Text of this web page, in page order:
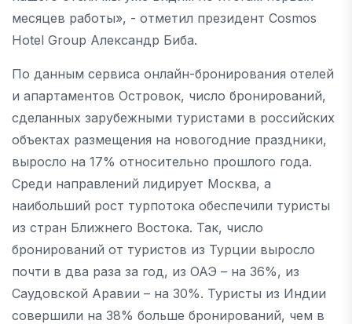
месяцев работы», - отметил президент Cosmos
Hotel Group Александр Биба.
По данным сервиса онлайн-бронирования отелей
и апартаментов Островок, число бронирований,
сделанных зарубежными туристами в российских
объектах размещения на новогодние праздники,
выросло на 17% относительно прошлого года.
Среди направлений лидирует Москва, а
наибольший рост турпотока обеспечили туристы
из стран Ближнего Востока. Так, число
бронирований от туристов из Турции выросло
почти в два раза за год, из ОАЭ – на 36%, из
Саудовской Аравии – на 30%. Туристы из Индии
совершили на 38% больше бронирований, чем в